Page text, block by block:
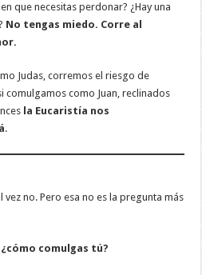
que necesitas perdonar? ¿Hay una
No tengas miedo. Corre al
Judas, corremos el riesgo de
comulgamos como Juan, reclinados
la Eucaristía nos
.
vez no. Pero esa no es la pregunta más
comulgas tú?